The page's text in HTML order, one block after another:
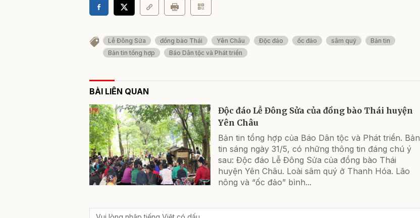
Lễ Đông Sửa đồng bào Thái Yên Châu Độc đáo ốc đảo sâm quý
Bản tin
Bản tin tổng hợp
Báo Dân tộc và Phát triển
BÀI LIÊN QUAN
Độc đáo Lễ Đông Sửa của đồng bào Thái huyện
Yên Châu
Bản tin tổng hợp của Báo Dân tộc và Phát triển. Bản
tin sáng ngày 31/5, có những thông tin đáng chú ý
sau: Độc đáo Lễ Đông Sửa của đồng bào Thái
huyện Yên Châu. Loài sâm quý ở Thanh Hóa. Lão
nông và “ốc đảo” bình...